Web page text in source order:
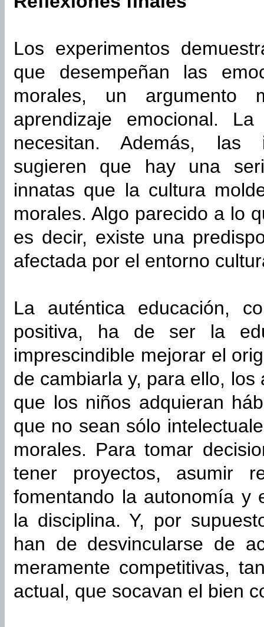
Los experimentos
que desempeñan las
morales, un argumento
aprendizaje emocional.
necesitan. Además, las
sugieren que hay una
innatas que la cultura
morales. Algo parecido a lo
es decir, existe una
afectada por el entorno
La auténtica educación,
positiva, ha de ser la
imprescindible mejorar el
de cambiarla y, para ello,
que los niños adquieran
que no sean sólo
morales. Para tomar
tener proyectos, asumir
fomentando la autonomía y
la disciplina. Y, por
han de desvincularse de
meramente competitivas,
actual, que socavan el bien